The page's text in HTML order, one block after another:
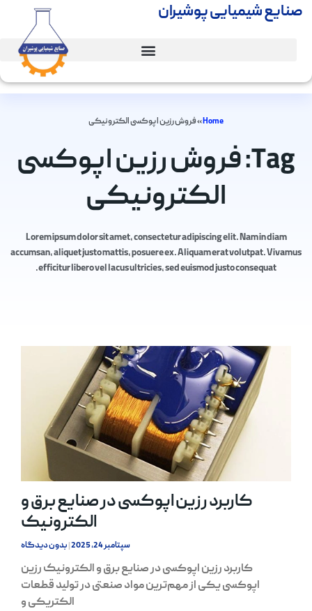
صنایع شیمیایی پوشیران
Home
»فروش رزین اپوکسی الکترونیکی
Tag: فروش رزین اپوکسی
الکترونیکی
Lorem ipsum dolor sit amet, consectetur adipiscing elit. Nam in diam
accumsan, aliquet justo mattis, posuere ex. Aliquam erat volutpat. Vivamus
efficitur libero vel lacus ultricies, sed euismod justo consequat.
کاربرد رزین اپوکسی در صنایع برق و
الکترونیک
سپتامبر 24, 2025 بدون دیدگاه
کاربرد رزین اپوکسی در صنایع برق و الکترونیک رزین
اپوکسی یکی از مهم‌ترین مواد صنعتی در تولید قطعات
الکتریکی و